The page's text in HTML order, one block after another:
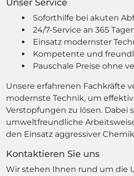
Unser Service
Soforthilfe bei akuten
24/7-Service an 365
Einsatz modernster
Kompetente und
Pauschale Preise ohne
Unsere erfahrenen Fachkräfte
modernste Technik, um
Verstopfungen zu lösen. Dabei
umweltfreundliche
den Einsatz aggressiver
Kontaktieren Sie uns
Wir stehen Ihnen rund um die